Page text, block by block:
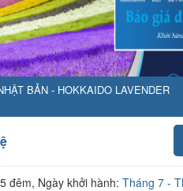
BẢN - HOKKAIDO LAVENDER
đêm, Ngày khởi hành: Tháng 7 -